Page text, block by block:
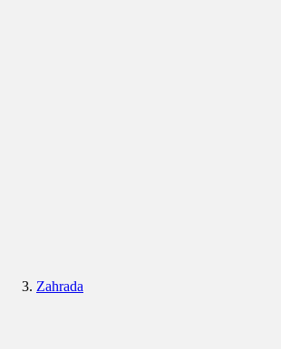
Zahrada